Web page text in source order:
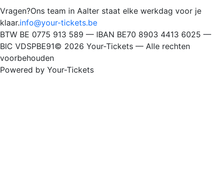
Vragen?Ons team in Aalter staat elke werkdag voor je
klaar.info@your-tickets.be
BTW BE 0775 913 589 — IBAN BE70 8903 4413 6025 —
BIC VDSPBE91© 2026 Your-Tickets — Alle rechten
voorbehouden
Powered by Your-Tickets